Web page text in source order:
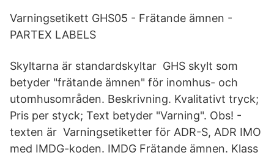
Varningsetikett GHS05 - Frätande ämnen -
PARTEX LABELS
Skyltarna är standardskyltar GHS skylt som
betyder "frätande ämnen" för inomhus- och
utomhusområden. Beskrivning. Kvalitativt tryck;
Pris per styck; Text betyder "Varning". Obs! -
texten är Varningsetiketter för ADR-S, ADR IMO
med IMDG-koden. IMDG Frätande ämnen. Klass